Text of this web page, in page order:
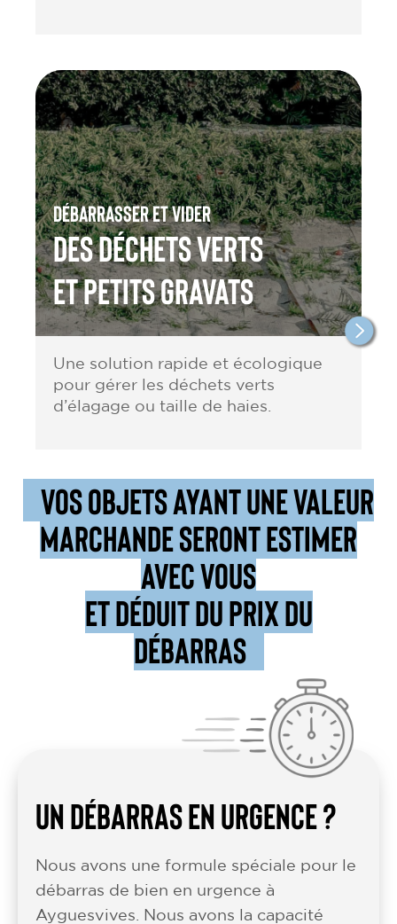
Débarrasser et vider
des Déchets verts
et petits gravats
Une solution rapide et écologique
pour gérer les déchets verts
d’élagage ou taille de haies.
VOS OBJETS AYANT UNE VALEUR
MARCHANDE SERONT ESTIMER
AVEC VOUS
ET DÉDUIT DU PRIX DU
DÉBARRAS
UN DÉBARRAS EN URGENCE ?
Nous avons une formule spéciale pour le
débarras de bien en urgence à
Ayguesvives. Nous avons la capacité